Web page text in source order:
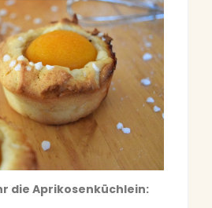
die Aprikosenküchlein: